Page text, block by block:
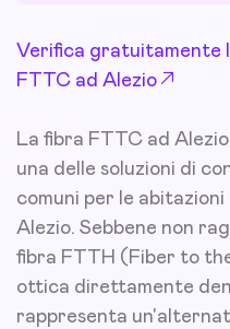
Verifica gratuitamente
FTTC ad Alezio
La fibra FTTC ad
una delle soluzioni di
comuni per le abitazioni
Alezio. Sebbene non
fibra FTTH (Fiber to
ottica direttamente
rappresenta